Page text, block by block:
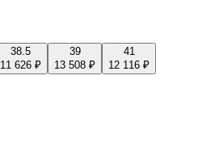
38.5
11 626 ₽
39
13 508 ₽
41
12 116 ₽